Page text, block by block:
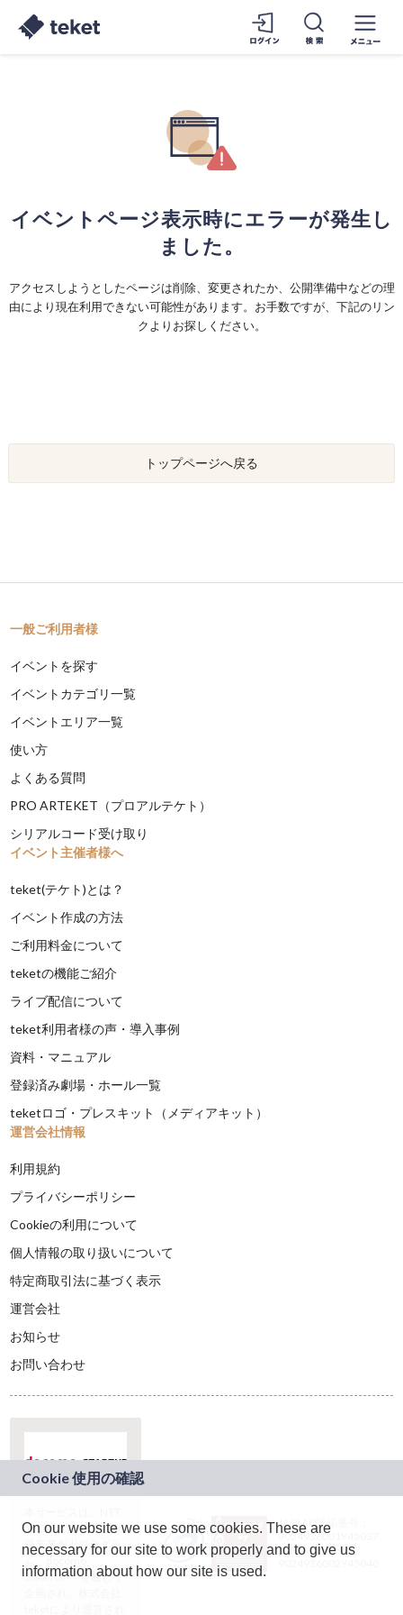
イベントページ表示時にエラーが発生し
ました。
アクセスしようとしたページは削除、変更されたか、公開準備中などの理
由により現在利用できない可能性があります。お手数ですが、下記のリン
クよりお探しください。
トップページへ戻る
一般ご利用者様
イベントを探す
イベントカテゴリ一覧
イベントエリア一覧
使い方
よくある質問
PRO ARTEKET（プロアルテケト）
シリアルコード受け取り
イベント主催者様へ
teket(テケト)とは？
イベント作成の方法
ご利用料金について
teketの機能ご紹介
ライブ配信について
teket利用者様の声・導入事例
資料・マニュアル
登録済み劇場・ホール一覧
teketロゴ・プレスキット（メディアキット）
運営会社情報
利用規約
プライバシーポリシー
Cookieの利用について
個人情報の取り扱いについて
特定商取引法に基づく表示
運営会社
お知らせ
お問い合わせ
ドコモグループの新
規事業創出プログラ
ム「docomo
STARTUP」を通じて
JASRAC許諾番号：
9024936001Y45037
JASRAC許諾番号：
On our website we use some cookies. These are
necessary for our site to work properly and to give us
information about how our site is used.